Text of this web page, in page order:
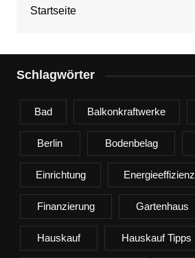
Startseite
Schlagwörter
Bad Balkonkraftwerke
Berlin Bodenbelag
Einrichtung Energieeffizienz
Finanzierung Gartenhaus
Hauskauf Hauskauf Tipps